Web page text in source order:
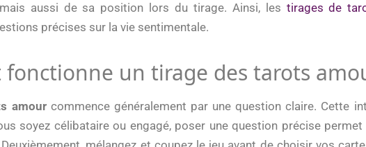
aussi de sa position lors du tirage. Ainsi, les tirages de
précises sur la vie sentimentale.
fonctionne un tirage des tarots
amourcommence généralement par une question claire. Cette
soyez célibataire ou engagé, poser une question précise